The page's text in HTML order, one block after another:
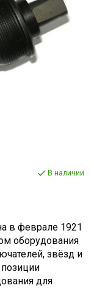
В наличии
в феврале 1921
оборудования
звёзд и
для